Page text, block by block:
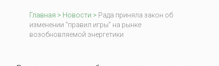
Главная > Новости > Рада приняла закон об
изменении “правил игры” на рынке
возобновляемой энергетики